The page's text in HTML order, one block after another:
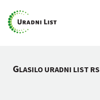
GLASILO URADNI LIST RS